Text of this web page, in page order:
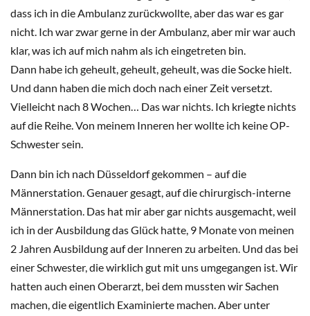
dass ich in die Ambulanz zurückwollte, aber das war es gar
nicht. Ich war zwar gerne in der Ambulanz, aber mir war auch
klar, was ich auf mich nahm als ich eingetreten bin.
Dann habe ich geheult, geheult, geheult, was die Socke hielt.
Und dann haben die mich doch nach einer Zeit versetzt.
Vielleicht nach 8 Wochen… Das war nichts. Ich kriegte nichts
auf die Reihe. Von meinem Inneren her wollte ich keine OP-
Schwester sein.
Dann bin ich nach Düsseldorf gekommen – auf die
Männerstation. Genauer gesagt, auf die chirurgisch-interne
Männerstation. Das hat mir aber gar nichts ausgemacht, weil
ich in der Ausbildung das Glück hatte, 9 Monate von meinen
2 Jahren Ausbildung auf der Inneren zu arbeiten. Und das bei
einer Schwester, die wirklich gut mit uns umgegangen ist. Wir
hatten auch einen Oberarzt, bei dem mussten wir Sachen
machen, die eigentlich Examinierte machen. Aber unter